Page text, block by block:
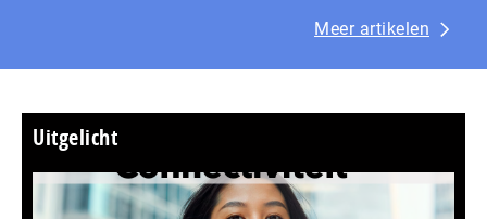
Meer artikelen
Uitgelicht